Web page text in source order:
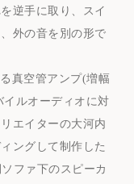
逆手に取り、スイ
外の音を別の形で
真空管アンプ(増幅
イルオーディオに対
エイターの大河内
ングして制作した
ファ下のスピーカ